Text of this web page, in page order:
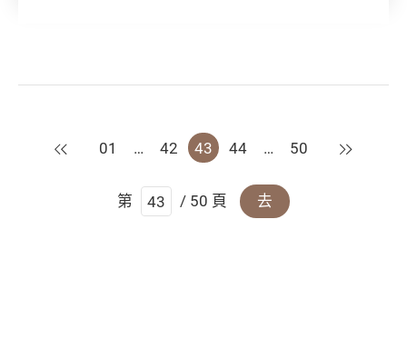
上一頁
01 … 42 43 44 … 50 下一頁
第 / 50 頁 去